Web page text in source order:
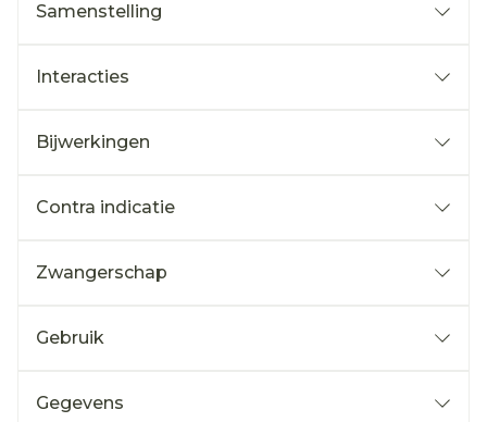
Samenstelling
Interacties
Bijwerkingen
Contra indicatie
Zwangerschap
Gebruik
Gegevens